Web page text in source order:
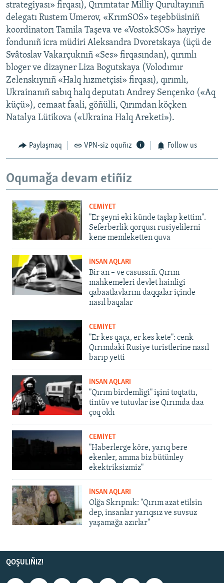
strategiyası» firqası), Qırımtatar Milliy Qurultayınıñ
delegatı Rustem Umerov, «KrımSOS» teşebbüsiniñ
koordinatorı Tamila Taşeva ve «VostokSOS» hayriye
fondunıñ icra müdiri Aleksandra Dvoretskaya (üçü de
Svâtoslav Vakarçuknıñ «Ses» firqasından), qırımlı
bloger ve dizayner Liza Bogutskaya (Volodımır
Zelenskıynıñ «Halq hızmetçisi» firqası), qırımlı,
Ukrainanıñ sabıq halq deputatı Andrey Sençenko («Aq
küçü»), cemaat faali, göñülli, Qırımdan köçken
Natalya Lütikova («Ukraina Halq Areketi»).
Paylaşmaq VPN-siz oquñız Follow us
Oqumağa devam etiñiz
CEMİYET
"Er şeyni eki künde taşlap kettim".
Seferberlik qorqusı rusiyelilerni
kene memleketten quva
İNSAN AQLARI
Bir an – ve casussıñ. Qırım
mahkemeleri devlet hainligi
qabaatlavlarını daqqalar içinde
nasıl baqalar
CEMİYET
"Er kes qaça, er kes kete": cenk
Qırımdaki Rusiye turistlerine nasıl
barıp yetti
İNSAN AQLARI
"Qırım birdemligi" işini toqtattı,
tintüv ve tutuvlar ise Qırımda daa
çoq oldı
CEMİYET
"Haberlerge köre, yarıq bere
ekenler, amma biz bütünley
ekektriksizmiz"
İNSAN AQLARI
Olğa Skrıpnık: "Qırım azat etilsin
dep, insanlar yarıqsız ve suvsuz
yaşamağa azırlar"
QOŞULIÑIZ!